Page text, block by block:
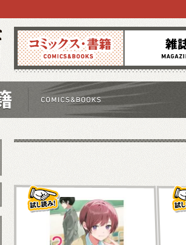
コミックス 雑誌
新刊情報